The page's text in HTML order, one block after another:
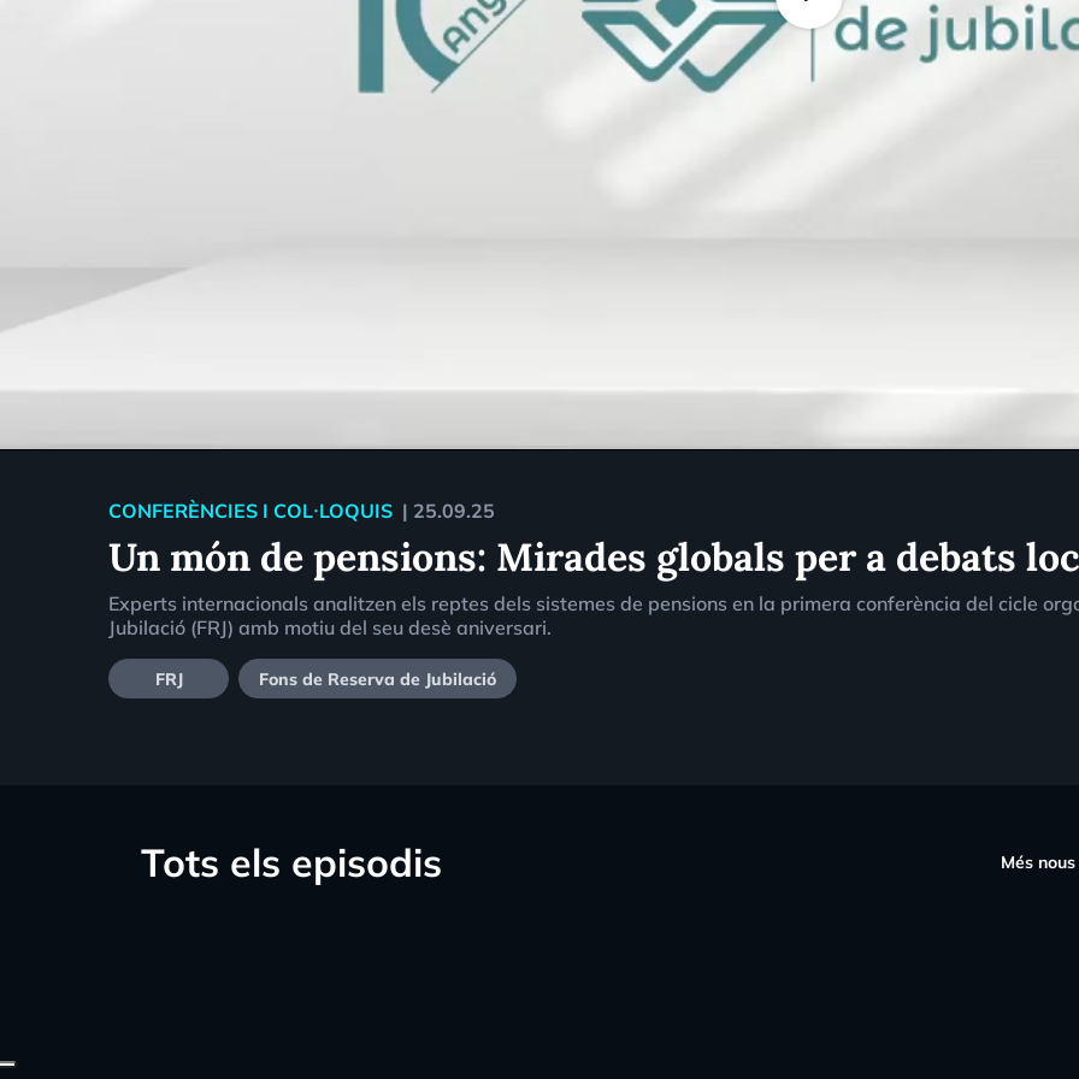
CONFERÈNCIES I COL·LOQUIS | 25.09.25
Un món de pensions: Mirades globals per a debats
Experts internacionals analitzen els reptes dels sistemes de pensions en la primera conferència del cicle
Jubilació (FRJ) amb motiu del seu desè aniversari.
FRJ Fons de Reserva de Jubilació
Tots els episodis Més nous